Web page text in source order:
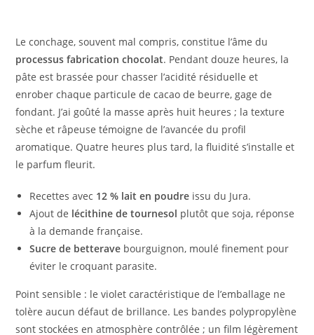
Le conchage, souvent mal compris, constitue l’âme du
processus fabrication chocolat. Pendant douze heures, la
pâte est brassée pour chasser l’acidité résiduelle et
enrober chaque particule de cacao de beurre, gage de
fondant. J’ai goûté la masse après huit heures ; la texture
sèche et râpeuse témoigne de l’avancée du profil
aromatique. Quatre heures plus tard, la fluidité s’installe et
le parfum fleurit.
Recettes avec 12 % lait en poudre issu du Jura.
Ajout de lécithine de tournesol plutôt que soja, réponse
à la demande française.
Sucre de betterave bourguignon, moulé finement pour
éviter le croquant parasite.
Point sensible : le violet caractéristique de l’emballage ne
tolère aucun défaut de brillance. Les bandes polypropylène
sont stockées en atmosphère contrôlée ; un film légèrement